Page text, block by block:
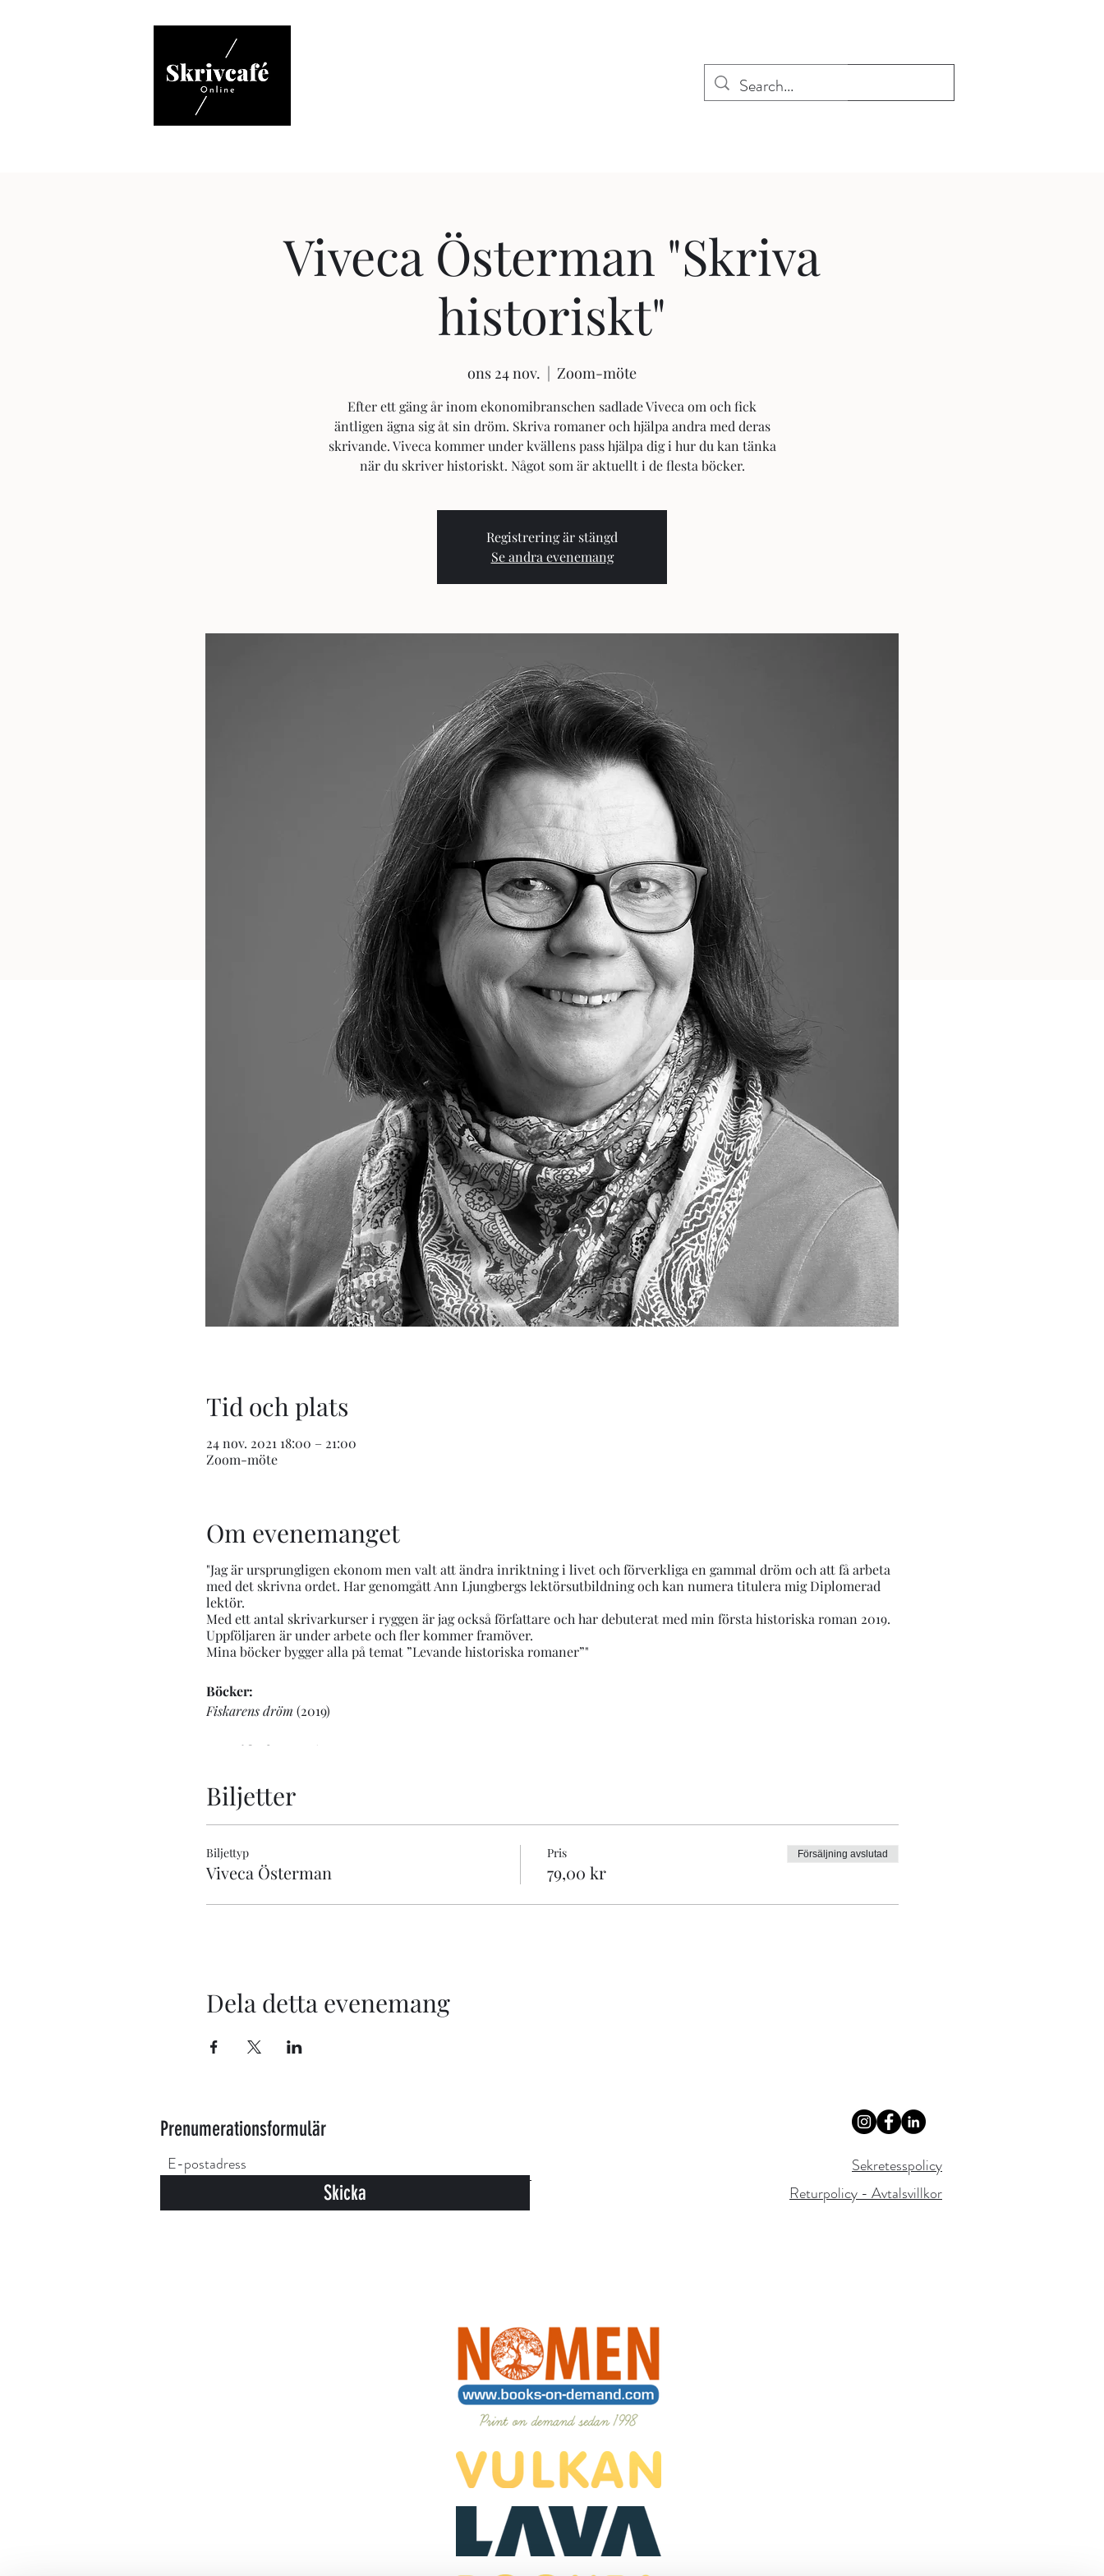
Viveca Österman "Skriva
historiskt"
ons 24 nov.
  |
Zoom-möte
Efter ett gäng år inom ekonomibranschen sadlade Viveca om och fick
äntligen ägna sig åt sin dröm. Skriva romaner och hjälpa andra med deras
skrivande. Viveca kommer under kvällens pass hjälpa dig i hur du kan tänka
när du skriver historiskt. Något som är aktuellt i de flesta böcker.
Registrering är stängd
Se andra evenemang
Tid och plats
24 nov. 2021 18:00 – 21:00
Zoom-möte
Om evenemanget
"Jag är ursprungligen ekonom men valt att ändra inriktning i livet och förverkliga en gammal dröm och att få arbeta
med det skrivna ordet. Har genomgått Ann Ljungbergs lektörsutbildning och kan numera titulera mig Diplomerad
lektör.
Med ett antal skrivarkurser i ryggen är jag också författare och har debuterat med min första historiska roman 2019.
Uppföljaren är under arbete och fler kommer framöver.
Mina böcker bygger alla på temat ”Levande historiska romaner”"
Böcker:
Fiskarens dröm (2019)
Hemsida: https://vivecaosterman.se/
Blogg: https://vivecaosterman.se/blogg/
Biljetter
Biljettyp
Viveca Österman
Pris
79,00 kr
Försäljning avslutad
Dela detta evenemang
Prenumerationsformulär
Skicka
Sekretesspolicy
Returpolicy - Avtalsvillkor